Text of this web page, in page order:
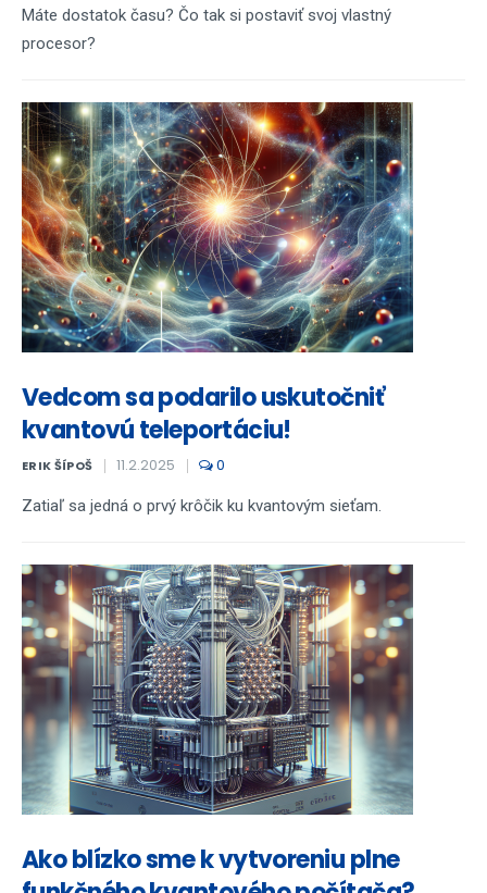
Máte dostatok času? Čo tak si postaviť svoj vlastný
procesor?
Vedcom sa podarilo uskutočniť
kvantovú teleportáciu!
ERIK ŠÍPOŠ 11.2.2025 0
Zatiaľ sa jedná o prvý krôčik ku kvantovým sieťam.
Ako blízko sme k vytvoreniu plne